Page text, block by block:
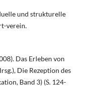
und strukturelle
verein.
Das Erleben von
Die Rezeption des
Band 3) (S. 124-